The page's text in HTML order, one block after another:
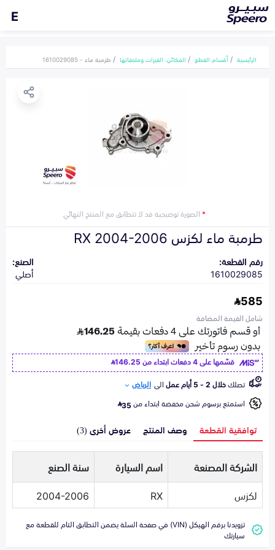
E
الرئيسية أقسام القطع المكائن، القيرات وملحقاتها طرمبة ماء - 1610029085
*الصورة توضيحية قد لا تتطابق مع المنتج النهائي
طرمبة ماء لكزس RX 2004-2006
رقم القطعة:
1610029085
الصنع:
أصلي
585
شامل القيمة المضافة
قسّمها على 4 دفعات ابتداء من
146.25
تصلكخلال 2 - 5 أيام عمل الى الرياض
استمتع برسوم شحن مخفضة ابتداء من35
توافقية القطعة وصف المنتج عروض أخرى (3)
الشركة المصنعة اسم السيارة
سنة الصنع
لكزس
RX
2004-2006
تزويدنا برقم الهيكل (VIN) في صفحة السلة يضمن التطابق التام للقطعة مع
سيارتك